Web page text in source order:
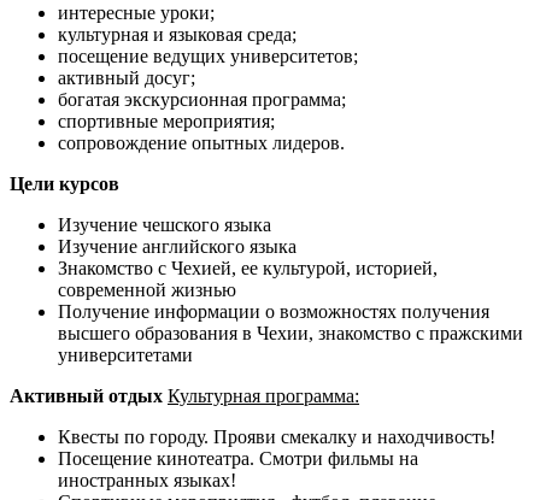
интересные уроки;
культурная и языковая среда;
посещение ведущих университетов;
активный досуг;
богатая экскурсионная программа;
спортивные мероприятия;
сопровождение опытных лидеров.
Цели курсов
Изучение чешского языка
Изучение английского языка
Знакомство с Чехией, ее культурой, историей,
современной жизнью
Получение информации о возможностях получения
высшего образования в Чехии, знакомство с пражскими
университетами
Активный отдых Культурная программа:
Квесты по городу. Прояви смекалку и находчивость!
Посещение кинотеатра. Смотри фильмы на
иностранных языках!